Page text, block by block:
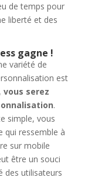
de temps pour
liberté et des
gagne !
variété de
est
vous serez
.
simple, vous
qui ressemble à
sur mobile
être un souci
des utilisateurs